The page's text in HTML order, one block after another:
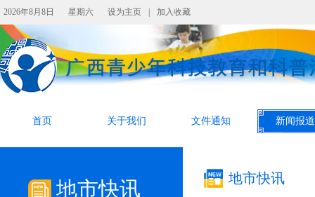
2026年8月8日 星期六 设为主页 加入收藏
首页 关于我们 文件通知 新闻报道
地市快讯 地市快讯